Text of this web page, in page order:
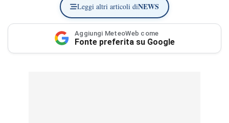
Leggi altri articoli diNEWS
Aggiungi MeteoWeb come
Fonte preferita su Google